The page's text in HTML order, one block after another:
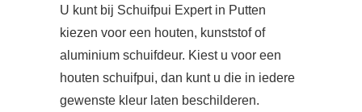
U kunt bij Schuifpui Expert in Putten
kiezen voor een houten, kunststof of
aluminium schuifdeur. Kiest u voor een
houten schuifpui, dan kunt u die in iedere
gewenste kleur laten beschilderen.